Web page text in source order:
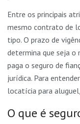
Entre os principais
mesmo contrato de
tipo. O prazo de
determina que seja o
paga o seguro de
jurídica. Para
locatícia para
O que é